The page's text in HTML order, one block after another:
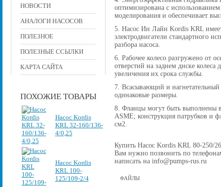
НОВОСТИ
АНАЛОГИ НАСОСОВ
ПОЛЕЗНОЕ
ПОЛЕЗНЫЕ ССЫЛКИ
КАРТА САЙТА
ПОХОЖИЕ ТОВАРЫ
Насос Kordis
KRL 32-160/136-
4/0,25
Насос Kordis
KRL 100-
125/109-2/4
оптимизирована с
моделирования и обеспечивает
5. Насос Ин Лайн Kordis KRL
электродвигатели стандартного
разбора насоса.
6. Рабочее колесо разгружено от
отверстий на заднем диске
увеличения их срока службы.
7. Всасывающий и
одинаковые размеры.
8. Фланцы могут быть выполнены
ASME; конструкция патрубков и
см2.
Купить Насос Kordis KRL 80-250/
Вам нужно позвонить по
написать на info@pumps-rus.ru
ФАЙЛЫ